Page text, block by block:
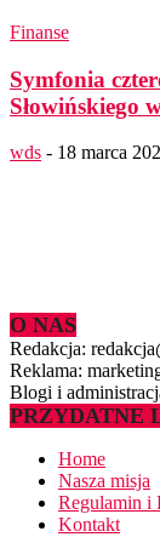
Finanse
Symfonia
Słowińskiego
wds - 18 marca
O NAS
Redakcja:
Reklama:
Blogi i
PRZYDATNE
Home
Nasza misja
Regulamin i
Kontakt